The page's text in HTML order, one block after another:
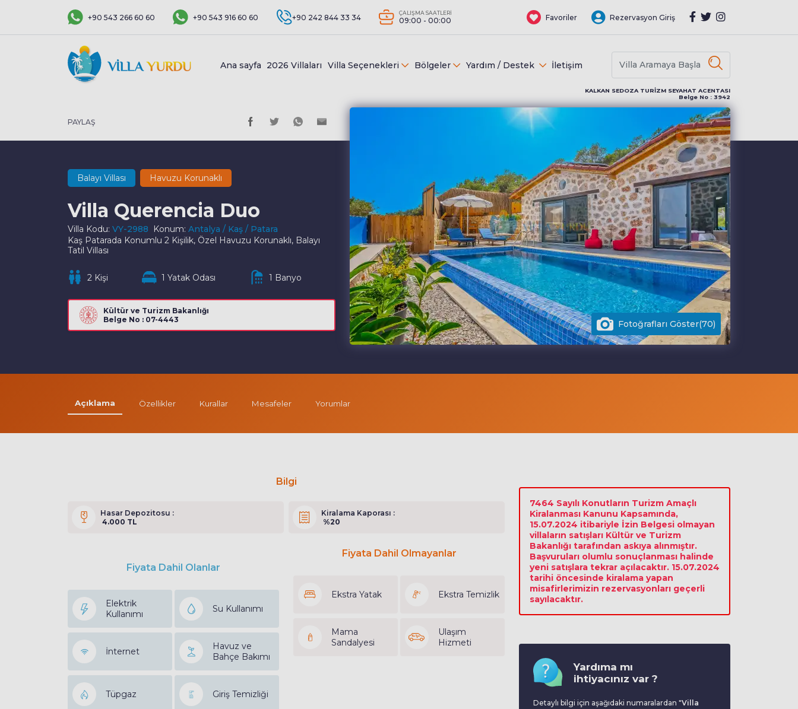
+90 543 266 60 60 +90 543 916 60 60 +90 242 844 33 34 ÇALIŞMA SAATLERİ
09:00 - 00:00 Favoriler Rezervasyon Giriş
Ana sayfa 2026 Villaları Villa Seçenekleri Bölgeler Yardım / Destek İletişim
KALKAN SEDOZA TURİZM SEYAHAT ACENTASI
Belge No : 3942
PAYLAŞ
Balayı Villası Havuzu Korunaklı
Villa Querencia Duo
Villa Kodu: VY-2988 Konum: Antalya / Kaş / Patara
Kaş Patarada Konumlu 2 Kişilik, Özel Havuzu Korunaklı, Balayı
Tatil Villası
2 Kişi 1 Yatak Odası 1 Banyo
Kültür ve Turizm Bakanlığı
Belge No : 07-4443
Fotoğrafları Göster(70)
Açıklama Özellikler Kurallar Mesafeler Yorumlar
Bilgi
Hasar Depozitosu :
4.000 TL
Kiralama Kaporası :
%20
Fiyata Dahil Olanlar
Elektrik
Kullanımı
Su Kullanımı
İnternet
Havuz ve
Bahçe Bakımı
Tüpgaz Giriş Temizliği
Fiyata Dahil Olmayanlar
Ekstra Yatak Ekstra Temizlik
Mama
Sandalyesi
Ulaşım
Hizmeti
7464 Sayılı Konutların Turizm Amaçlı
Kiralanması Kanunu Kapsamında,
15.07.2024 itibariyle İzin Belgesi olmayan
villaların satışları Kültür ve Turizm
Bakanlığı tarafından askıya alınmıştır.
Başvuruları olumlu sonuçlanması halinde
yeni satışlara tekrar açılacaktır. 15.07.2024
tarihi öncesinde kiralama yapan
misafirlerimizin rezervasyonları geçerli
sayılacaktır.
Yardıma mı
ihtiyacınız var ?
Detaylı bilgi için aşağıdaki numaralardan "Villa